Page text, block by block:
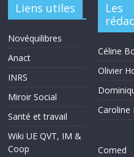
Liens utiles
Novéquilibres
Anact
INRS
Miroir Social
Santé et travail
Wiki UE QVT, IM &
Coop
Les
Céline
Olivier
Caroline
Comed